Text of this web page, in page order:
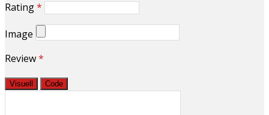
Rating*
Image
Review*
Visuell Code